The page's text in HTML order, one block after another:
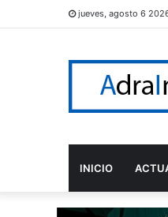
jueves, agosto 6
INICIO